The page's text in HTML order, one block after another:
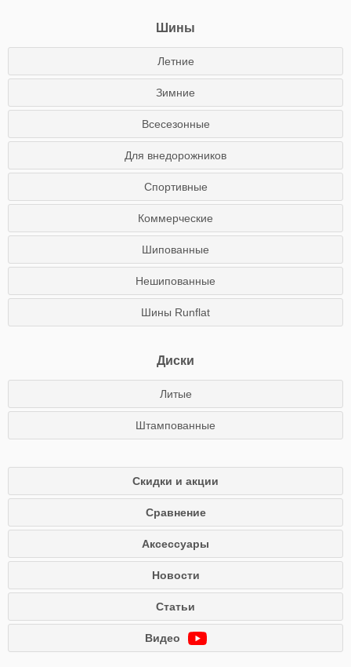
Шины
Летние
Зимние
Всесезонные
Для внедорожников
Спортивные
Коммерческие
Шипованные
Нешипованные
Шины Runflat
Диски
Литые
Штампованные
Скидки и акции
Сравнение
Аксессуары
Новости
Статьи
Видео